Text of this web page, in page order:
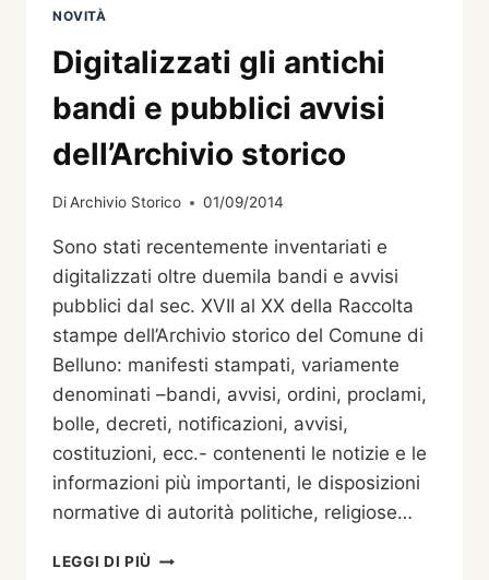
NOVITÀ
Digitalizzati gli antichi
bandi e pubblici avvisi
dell’Archivio storico
DiArchivio Storico 01/09/2014
Sono stati recentemente inventariati e
digitalizzati oltre duemila bandi e avvisi
pubblici dal sec. XVII al XX della Raccolta
stampe dell’Archivio storico del Comune di
Belluno: manifesti stampati, variamente
denominati –bandi, avvisi, ordini, proclami,
bolle, decreti, notificazioni, avvisi,
costituzioni, ecc.- contenenti le notizie e le
informazioni più importanti, le disposizioni
normative di autorità politiche, religiose…
LEGGI DI PIÙ DIGITALIZZATI